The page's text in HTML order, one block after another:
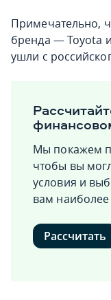
Примечательно,
бренда — Toyota
ушли с
Мы покажем
чтобы вы
условия и
вам
Рассчитать